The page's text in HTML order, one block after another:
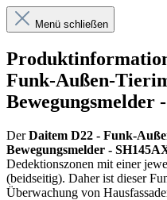
Menü schließen
Funk-Außen-
Bewegungsmelder
DerDaitem D22 - Funk-
Bewegungsmelder -
Dedektionszonen mit einer
(beidseitig). Daher ist dieser
Überwachung von